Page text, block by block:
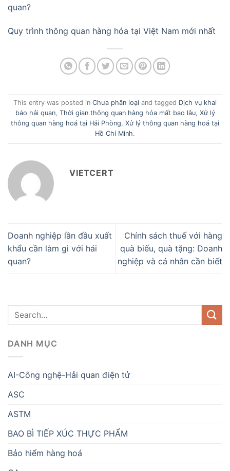
quan?
Quy trình thông quan hàng hóa tại Việt Nam mới nhất
This entry was posted in Chưa phân loại and tagged Dịch vụ khai
báo hải quan, Thời gian thông quan hàng hóa mất bao lâu, Xử lý
thông quan hàng hoá tại Hải Phòng Xử lý thông quan hàng hoá tại
Hồ Chí Minh.
VIETCERT
Doanh nghiệp lần đầu xuất
khẩu cần làm gì với hải
quan?
Chính sách thuế với hàng
quà biếu, quà tặng: Doanh
nghiệp và cá nhân cần biết
DANH MỤC
AI-Công nghệ-Hải quan điện tử
ASC
ASTM
BAO BÌ TIẾP XÚC THỰC PHẨM
Bảo hiểm hàng hoá